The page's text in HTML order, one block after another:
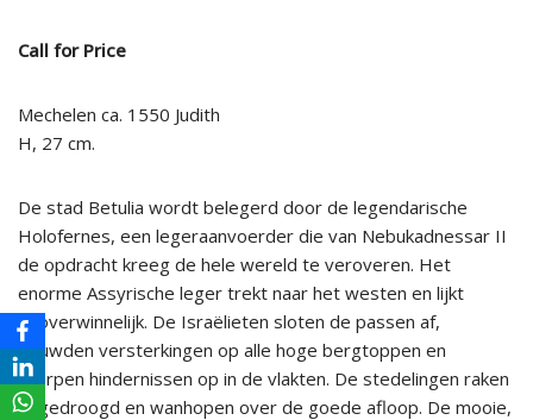
Call for Price
Mechelen ca. 1550 Judith
H, 27 cm.
De stad Betulia wordt belegerd door de legendarische
Holofernes, een legeraanvoerder die van Nebukadnessar II
de opdracht kreeg de hele wereld te veroveren. Het
enorme Assyrische leger trekt naar het westen en lijkt
onoverwinnelijk. De Israëlieten sloten de passen af,
bouwden versterkingen op alle hoge bergtoppen en
wierpen hindernissen op in de vlakten. De stedelingen raken
uitgedroogd en wanhopen over de goede afloop. De mooie,